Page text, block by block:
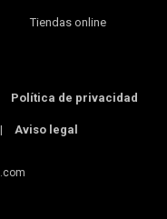
Tiendas online
Política de privacidad
| Aviso legal